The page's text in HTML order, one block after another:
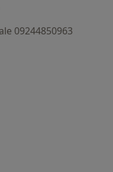
09244850963
scheda
una nuova scheda